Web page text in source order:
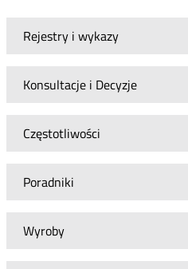
Rejestry i wykazy
Konsultacje i Decyzje
Częstotliwości
Poradniki
Wyroby